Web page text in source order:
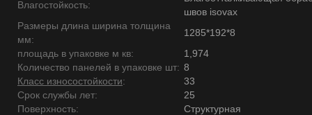
Влагостойкость:
швов isovax
Размеры длина ширина толщина
мм:
1285*192*8
площадь в упаковке м кв:
1,974
Количество панелей в упаковке шт: 8
Класс износостойкости:
33
Срок службы лет:
25
Поверхность:
Структурная